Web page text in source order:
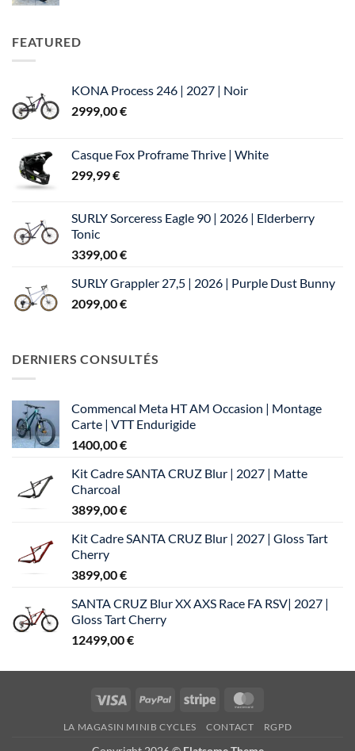
FEATURED
KONA Process 246 | 2027 | Noir
2999,00€
Casque Fox Proframe Thrive | White
299,99€
SURLY Sorceress Eagle 90 | 2026 | Elderberry
Tonic
3399,00€
SURLY Grappler 27,5 | 2026 | Purple Dust Bunny
2099,00€
DERNIERS CONSULTÉS
Commencal Meta HT AM Occasion | Montage
Carte | VTT Endurigide
1400,00€
Kit Cadre SANTA CRUZ Blur | 2027 | Matte
Charcoal
3899,00€
Kit Cadre SANTA CRUZ Blur | 2027 | Gloss Tart
Cherry
3899,00€
SANTA CRUZ Blur XX AXS Race FA RSV| 2027 |
Gloss Tart Cherry
12499,00€
Visa PayPal Stripe
LA MAGASIN MINIB CYCLES CONTACT RGPD